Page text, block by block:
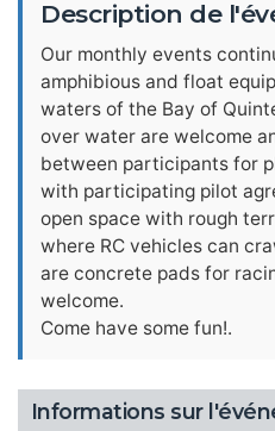
Description de
Our monthly events
amphibious and float
waters of the Bay of
over water are welcome
between participants for
with participating pilot
open space with rough
where RC vehicles can
are concrete pads for
welcome.
Come have some fun!.
Informations sur